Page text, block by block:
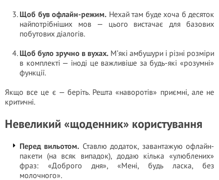
Щоб був офлайн-режим. Нехай там буде хоча б десяток
найпотрібніших мов — цього вистачає для базових
побутових діалогів.
Щоб було зручно в вухах. М’які амбушури і різні розміри
в комплекті — іноді це важливіше за будь-які «розумні»
функції.
Якщо все це є — беріть. Решта «наворотів» приємні, але не
критичні.
Невеликий «щоденник» користування
Перед вильотом. Ставлю додаток, завантажую офлайн-
пакети (на всяк випадок), додаю кілька «улюблених»
фраз: «Доброго дня», «Мені, будь ласка, без
молочного».